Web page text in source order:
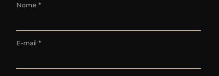
Nome *
E-mail *